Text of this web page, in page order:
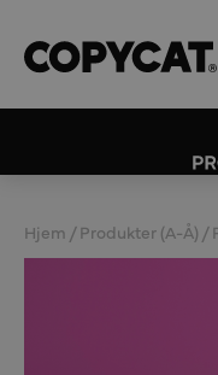
Hjem /Produkter (A-Å) /